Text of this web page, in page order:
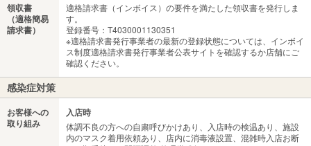
領収書
（適格簡易
請求書）
適格請求書（インボイス）の要件を満たした領収書を発行しま
す。
登録番号：T4030001130351
※適格請求書発行事業者の最新の登録状態については、インボイ
ス制度適格請求書発行事業者公表サイトを確認するか店舗にご
確認ください。
感染症対策
お客様への
取り組み
入店時
体調不良の方への自粛呼びかけあり、入店時の検温あり、施設
内のマスク着用依頼あり、店内に消毒液設置、混雑時入店お断